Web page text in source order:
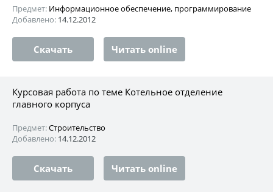
Предмет: Информационное обеспечение, программирование
Добавлено: 14.12.2012
Скачать Читать online
Курсовая работа по теме Котельное отделение
главного корпуса
Предмет:Строительство
Добавлено: 14.12.2012
Скачать Читать online